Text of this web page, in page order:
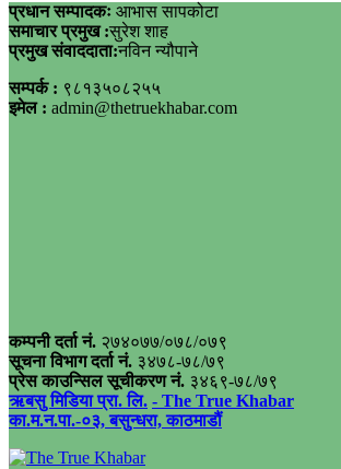
प्रधान सम्पादकः आभास सापकोटा
समाचार प्रमुख :सुरेश शाह
प्रमुख संवाददाता:नविन न्यौपाने
सम्पर्क : ९८१३५०८२५५
इमेल : admin@thetruekhabar.com
कम्पनी दर्ता नं. २७४०७७/०७८/०७९
सूचना विभाग दर्ता नं. ३४७८-७८/७९
प्रेस काउन्सिल सूचीकरण नं. ३४६९-७८/७९
ऋबसु मिडिया प्रा. लि. - The True Khabar
का.म.न.पा.-०३, बसुन्धरा, काठमाडौं